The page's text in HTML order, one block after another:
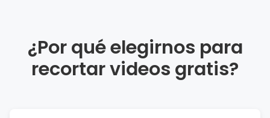
¿Por qué elegirnos para
recortar videos gratis?